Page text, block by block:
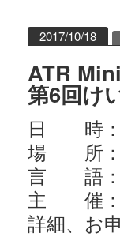
2017/10/18
ATR
第6回け
日 時：
場 所：
言 語：
主 催：
詳細、お